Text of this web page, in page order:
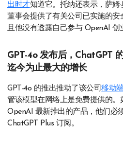
出时才知道它。托纳还表示，萨姆
董事会提供了有关公司已实施的
且他没有透露自己参与 OpenAI 创
GPT-4o 发布后，ChatGPT
迄今为止最大的增长
GPT-4o 的推出推动了该公司移动
管该模型在网络上是免费提供的。
OpenAI 最新推出的产品，他们必
ChatGPT Plus 订阅。